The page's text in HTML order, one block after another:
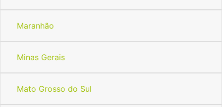
Maranhão
Minas Gerais
Mato Grosso do Sul